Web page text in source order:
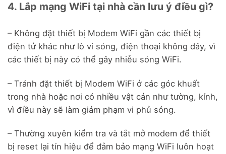
4. Lắp mạng WiFi tại nhà cần lưu ý điều gì?
– Không đặt thiết bị Modem WiFi gần các thiết bị
điện tử khác như lò vi sóng, điện thoại không dây, vì
các thiết bị này có thể gây nhiễu sóng WiFi.
– Tránh đặt thiết bị Modem WiFi ở các góc khuất
trong nhà hoặc nơi có nhiều vật cản như tường, kính,
vì điều này sẽ làm giảm phạm vi phủ sóng.
– Thường xuyên kiểm tra và tắt mở modem để thiết
bị reset lại tín hiệu để đảm bảo mạng WiFi luôn hoạt